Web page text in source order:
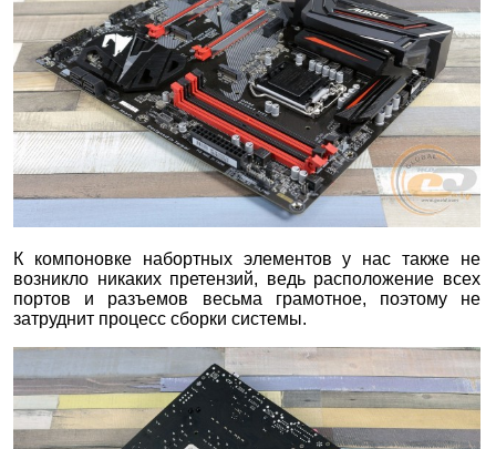
К компоновке набортных элементов у нас также не
возникло никаких претензий, ведь расположение всех
портов и разъемов весьма грамотное, поэтому не
затруднит процесс сборки системы.